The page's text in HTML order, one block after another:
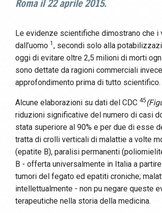
Roma il 22 aprile 2015.
Le evidenze scientifiche dimostrano che
dall’uomo 1 , secondi solo alla
oggi di evitare oltre 2,5 milioni di morti
sono dettate da ragioni commerciali
approfondimento prima di tutto scientifico.
Alcune elaborazioni su dati del CDC 45
riduzioni significative del numero di casi
stata superiore al 90% e per due di esse
tratta di crolli verticali di malattie a volte
(epatite B), paralisi permanenti
B - offerta universalmente in Italia a
tumori del fegato ed epatiti croniche;
intellettualmente - non pu negare queste
terapeutiche nella storia della medicina.